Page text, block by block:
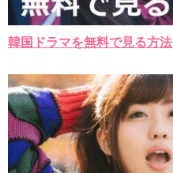
韓国ドラマを無料で見る方法